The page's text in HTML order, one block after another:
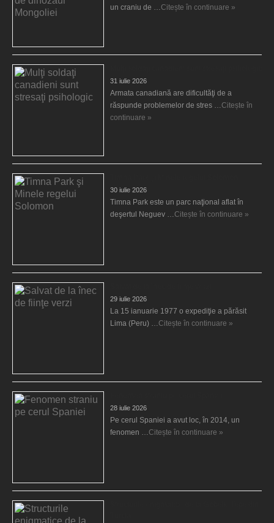
un craniu de … Citește în continuare »
31 iulie 2026
Armata canadiană are dificultăţi de a
răspunde problemelor de stres … Citește în
continuare »
30 iulie 2026
Timna Park este un parc naţional aflat în
deşertul Neguev … Citește în continuare »
29 iulie 2026
La 15 ianuarie 1977 o expediţie a părăsit
Lima (Peru) … Citește în continuare »
28 iulie 2026
Pe cerul Spaniei a avut loc, în 2014, un
fenomen … Citește în continuare »